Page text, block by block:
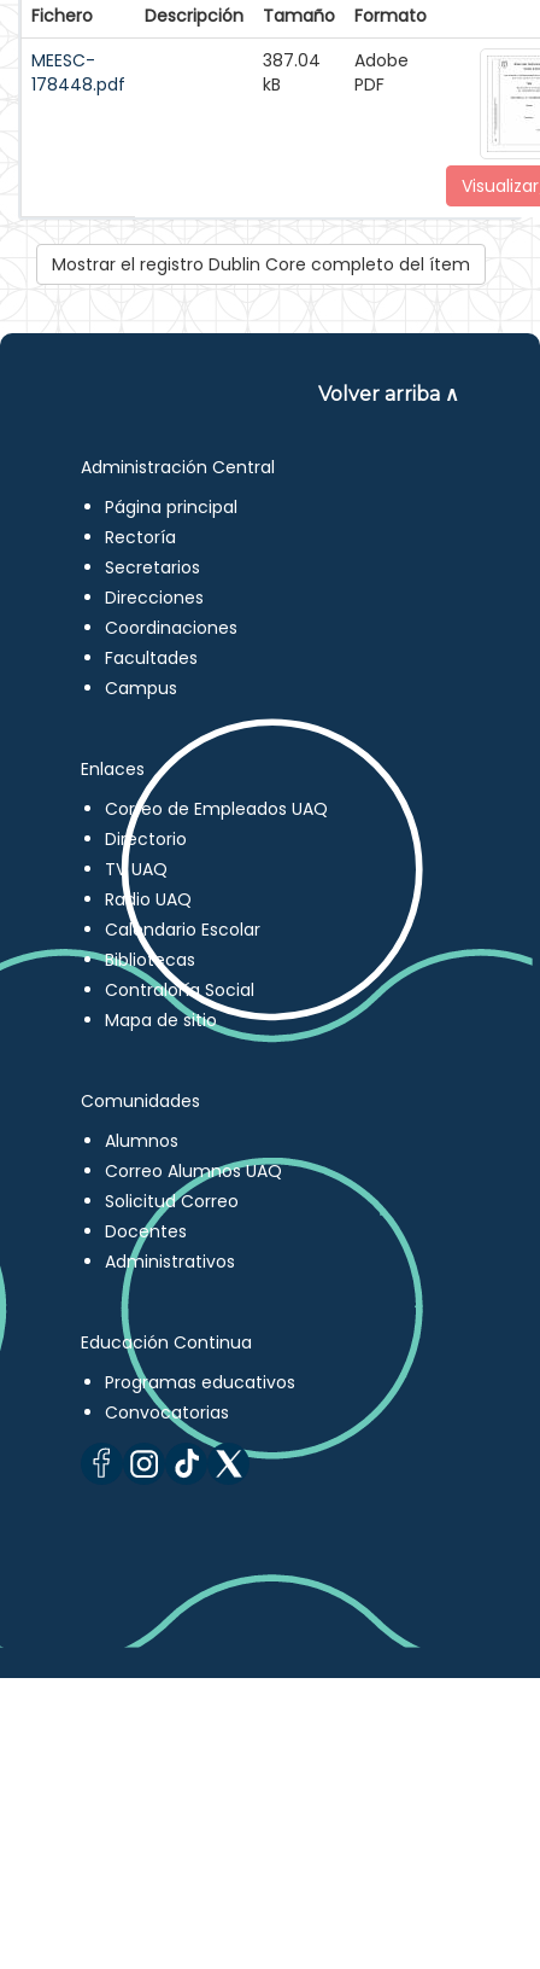
Fichero Descripción Tamaño
Formato
MEESC-
178448.pdf
387.04
kB
Adobe
PDF
Mostrar el registro Dublin Core completo del ítem
Volver arriba ∧
Administración Central
Página principal
Rectoría
Secretarios
Direcciones
Coordinaciones
Facultades
Campus
Enlaces
Correo de Empleados UAQ
Directorio
TV UAQ
Radio UAQ
Calendario Escolar
Bibliotecas
Contraloría Social
Mapa de sitio
Comunidades
Alumnos
Correo Alumnos UAQ
Solicitud Correo
Docentes
Administrativos
Educación Continua
Programas educativos
Convocatorias